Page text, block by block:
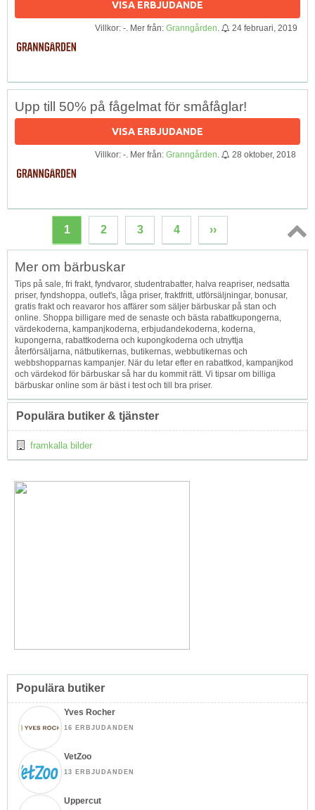
VISA ERBJUDANDE
Villkor: -. Mer från: Granngården 24 februari, 2019
Upp till 50% på fågelmat för småfåglar!
VISA ERBJUDANDE
Villkor: -. Mer från: Granngården 28 oktober, 2018
1 2 3 4 ››
Topp
Mer om bärbuskar
Tips på sale, fri frakt, fyndvaror, studentrabatter, halva reapriser, nedsatta
priser, fyndshoppa, outlet's, låga priser, fraktfritt, utförsäljningar, bonusar,
gratis frakt och reavaror hos affärer som säljer bärbuskar på stan och
online. Shoppa billigare med de senaste och bästa rabattkupongerna,
värdekoderna, kampanjkoderna, erbjudandekoderna, koderna,
kupongerna, rabattkoderna och kupongkoderna och utnyttja
återförsäljarna, nätbutikernas, butikernas, webbutikernas och
webbshopparnas kampanjer. När du letar efter en rabattkod, kampanjkod
och värdekod för bärbuskar så har du kommit rätt. Vi tipsar om billiga
bärbuskar online som är bäst i test och till bra priser.
Populära butiker & tjänster
framkalla bilder
Populära butiker
Yves Rocher
16 ERBJUDANDEN
VetZoo
13 ERBJUDANDEN
Uppercut